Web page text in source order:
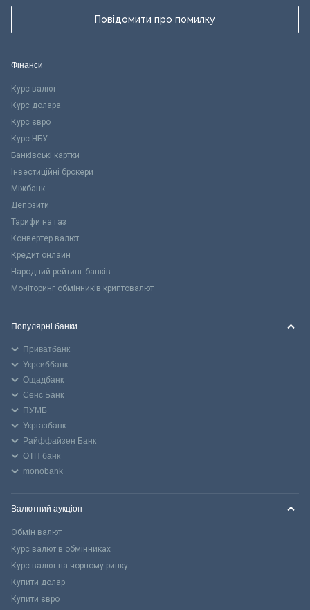
Повідомити про помилку
Фінанси
Курс валют
Курс долара
Курс євро
Курс НБУ
Банківські картки
Інвестиційні брокери
Міжбанк
Депозити
Тарифи на газ
Конвертер валют
Кредит онлайн
Народний рейтинг банків
Моніторинг обмінників криптовалют
Популярні банки
Приватбанк
Укрсиббанк
Ощадбанк
Сенс Банк
ПУМБ
Укргазбанк
Райффайзен Банк
ОТП банк
monobank
Валютний аукціон
Обмін валют
Курс валют в обмінниках
Курс валют на чорному ринку
Купити долар
Купити євро